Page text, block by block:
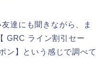
達にも聞きながら、ま
GRC ライン割引セー
ン】という感じで調べて